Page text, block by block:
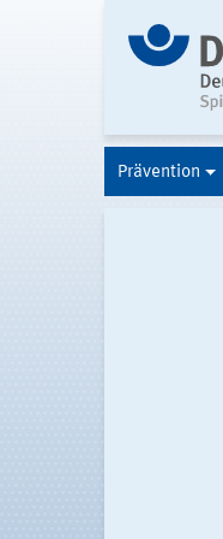
Prävention